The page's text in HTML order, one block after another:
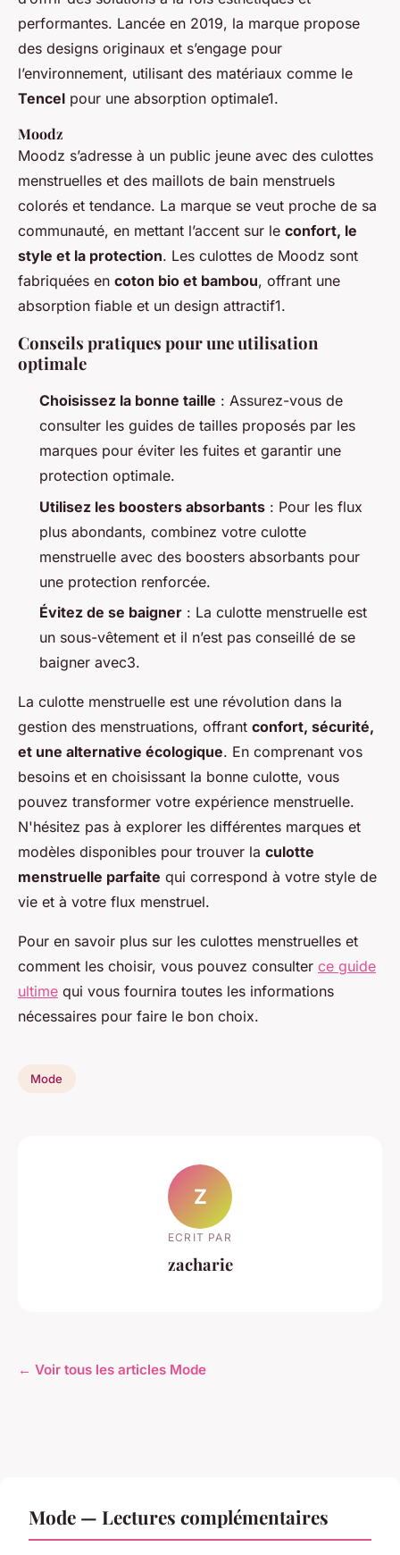
performantes. Lancée en 2019, la marque propose
des designs originaux et s’engage pour
l’environnement, utilisant des matériaux comme le
Tencel pour une absorption optimale1.
Moodz
Moodz s’adresse à un public jeune avec des culottes
menstruelles et des maillots de bain menstruels
colorés et tendance. La marque se veut proche de sa
communauté, en mettant l’accent sur le confort, le
style et la protection. Les culottes de Moodz sont
fabriquées en coton bio et bambou, offrant une
absorption fiable et un design attractif1.
Conseils pratiques pour une utilisation
optimale
Choisissez la bonne taille : Assurez-vous de
consulter les guides de tailles proposés par les
marques pour éviter les fuites et garantir une
protection optimale.
Utilisez les boosters absorbants : Pour les flux
plus abondants, combinez votre culotte
menstruelle avec des boosters absorbants pour
une protection renforcée.
Évitez de se baigner : La culotte menstruelle est
un sous-vêtement et il n’est pas conseillé de se
baigner avec3.
La culotte menstruelle est une révolution dans la
gestion des menstruations, offrant confort, sécurité,
et une alternative écologique. En comprenant vos
besoins et en choisissant la bonne culotte, vous
pouvez transformer votre expérience menstruelle.
N'hésitez pas à explorer les différentes marques et
modèles disponibles pour trouver la culotte
menstruelle parfaite qui correspond à votre style de
vie et à votre flux menstruel.
Pour en savoir plus sur les culottes menstruelles et
comment les choisir, vous pouvez consulter ce guide
ultime qui vous fournira toutes les informations
nécessaires pour faire le bon choix.
Mode
Z
ECRIT PAR
zacharie
← Voir tous les articles Mode
Mode — Lectures complémentaires